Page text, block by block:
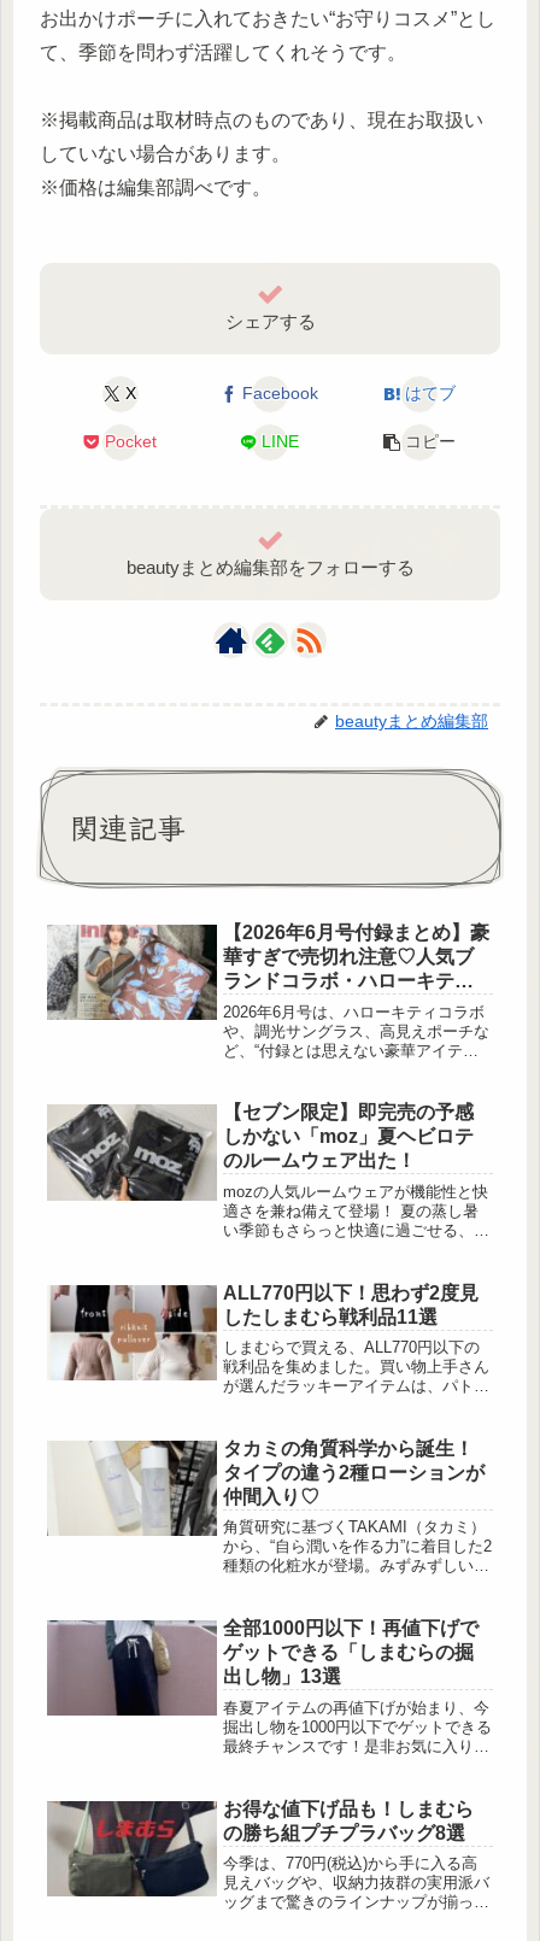
お出かけポーチに入れておきたい“お守りコスメ”とし
て、季節を問わず活躍してくれそうです。
※掲載商品は取材時点のものであり、現在お取扱い
していない場合があります。
※価格は編集部調べです。
シェアする
X Facebook はてブ
Pocket LINE コピー
beautyまとめ編集部をフォローする
beautyまとめ編集部
関連記事
【2026年6月号付録まとめ】豪
華すぎで売切れ注意♡人気ブ
ランドコラボ・ハローキティ
も
2026年6月号は、ハローキティコラボ
や、調光サングラス、高見えポーチな
ど、“付録とは思えない豪華アイテ
ゃれ手帖など、人気雑誌の注目付録を
まとめて […]
【セブン限定】即完売の予感
しかない「moz」夏ヘビロテ
のルームウェア出た！
mozの人気ルームウェアが機能性と快
適さを兼ね備えて登場！ 夏の蒸し暑
い季節もさらっと快適に過ごせる、吸
汗をかきやすい時期の室内着やリラッ
クスタイムにぴったりのアイテムで
す。moz メッシュルームウェアで快
適な夏を過ごしましょう。moz MESH
ROOM WEAR SETUP BOOK M-L付
録：機能性に優れたメッシュルームウ
ALL770円以下！思わず2度見
したしまむら戦利品11選
しまむらで買える、ALL770円以下の
戦利品を集めました。買い物上手さん
が選んだラッキーアイテムは、パトロ
カート この投稿をInstagramで見る (
[…]
タカミの角質科学から誕生！
タイプの違う2種ローションが
仲間入り♡
角質研究に基づくTAKAMI（タカミ）
から、“自ら潤いを作る力”に着目した2
種類の化粧水が登場。みずみずしい感
れたタカミの高機能化粧水出
典:beautyまとめタカミの“好潤感（こ
うじゅんかん）”化粧水は、潤いを与
えるだけでなく、自ら潤いを生み出す
力に着目して開発された高機能化粧水
です。長年の角質科学の知見を背景
に、角質層にうるおいを与え、肌表面
をなめらかに整えることを目指してい
全部1000円以下！再値下げで
ゲットできる「しまむらの掘
出し物」13選
春夏アイテムの再値下げが始まり、今
掘出し物を1000円以下でゲットできる
最終チャンスです！是非お気に入りを
見る (@h_n_l_28)がシェアした投稿5
分袖の透け感控えめのシアーニットに
コードレースを大胆にあしらったプル
オーバーは、1枚でコーディネートの
主役級の存在感を発揮してくれます。
5分袖でもシアーニットによっ...
お得な値下げ品も！しまむら
の勝ち組プチプラバッグ8選
今季は、770円(税込)から手に入る高
見えバッグや、収納力抜群の実用派バ
ッグまで驚きのラインナップが揃って